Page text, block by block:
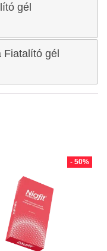
gél
Fiatalító gél
- 50%